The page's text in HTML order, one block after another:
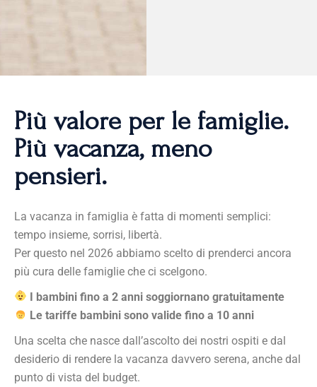
Più valore per le famiglie.
Più vacanza, meno
pensieri.
La vacanza in famiglia è fatta di momenti semplici:
tempo insieme, sorrisi, libertà.
Per questo nel 2026 abbiamo scelto di prenderci ancora
più cura delle famiglie che ci scelgono.
I bambini fino a 2 anni soggiornano gratuitamente
Le tariffe bambini sono valide fino a 10 anni
Una scelta che nasce dall’ascolto dei nostri ospiti e dal
desiderio di rendere la vacanza davvero serena, anche dal
punto di vista del budget.